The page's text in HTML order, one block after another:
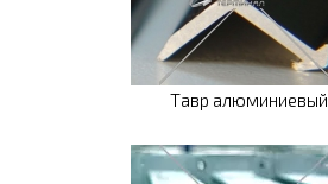
Тавр алюминиевый